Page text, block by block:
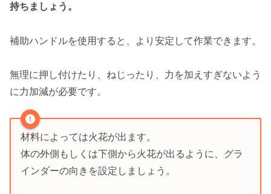
持ちましょう。
補助ハンドルを使用すると、より安定して作業できます。
無理に押し付けたり、ねじったり、力を加えすぎないよう
に力加減が必要です。
材料によっては火花が出ます。
体の外側もしくは下側から火花が出るように、グラ
インダーの向きを設定しましょう。